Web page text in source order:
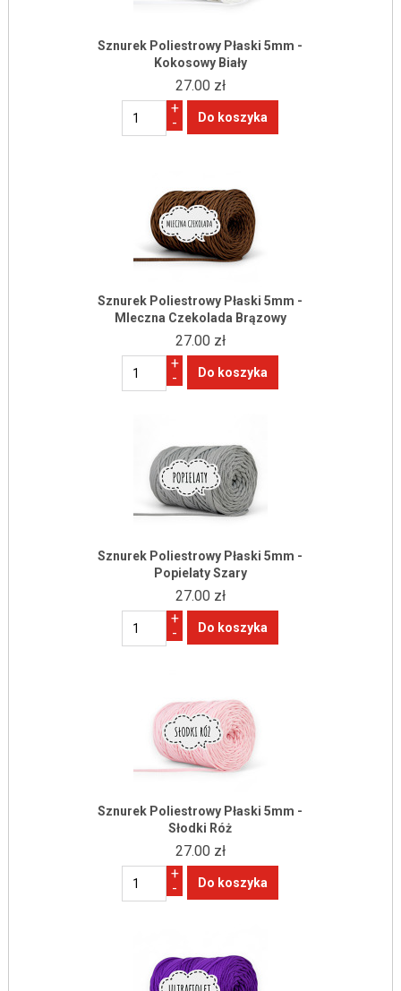
Sznurek Poliestrowy Płaski 5mm -
Kokosowy Biały
27.00 zł
+
-
Sznurek Poliestrowy Płaski 5mm -
Mleczna Czekolada Brązowy
27.00 zł
+
-
Sznurek Poliestrowy Płaski 5mm -
Popielaty Szary
27.00 zł
+
-
Sznurek Poliestrowy Płaski 5mm -
Słodki Róż
27.00 zł
+
-